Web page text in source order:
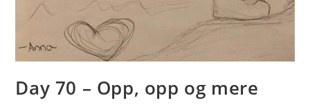
Day 70 – Opp, opp og mere